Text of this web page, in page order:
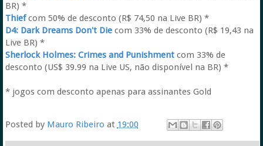
BR) *
Thiefcom 50% de desconto (R$ 74,50 na Live BR) *
D4: Dark Dreams Don't Diecom 33% de desconto (R$ 19,43 na
Live BR) *
Sherlock Holmes: Crimes and Punishmentcom 33% de
desconto (US$ 39.99 na Live US, não disponível na BR) *
* jogos com desconto apenas para assinantes Gold
Posted by Mauro Ribeiro at 19:00